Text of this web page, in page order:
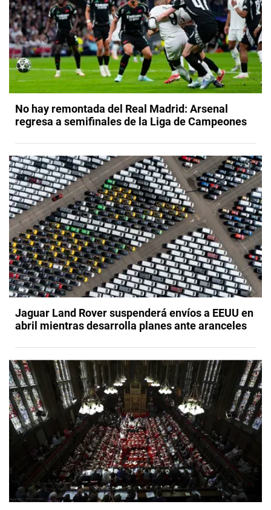
No hay remontada del Real Madrid: Arsenal
regresa a semifinales de la Liga de Campeones
Jaguar Land Rover suspenderá envíos a EEUU en
abril mientras desarrolla planes ante aranceles